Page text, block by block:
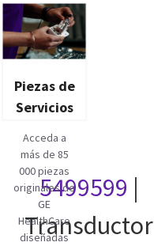
Piezas de
Servicios
Acceda a
más de 85
000 piezas
originales de
GE
HealthCare
diseñadas
5499599 |
Transductor